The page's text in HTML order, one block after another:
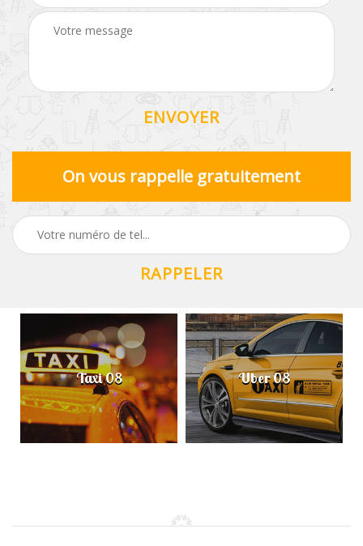
On vous rappelle gratuitement
Taxi 08 Uber 08